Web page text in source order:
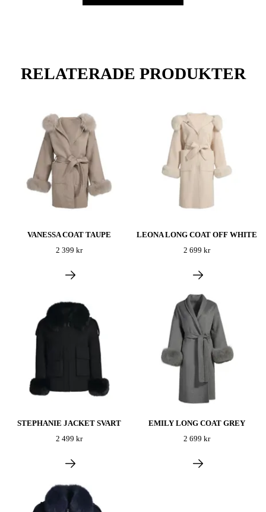
RELATERADE PRODUKTER
VANESSA COAT TAUPE
2 399 kr
LEONA LONG COAT OFF WHITE
2 699 kr
STEPHANIE JACKET SVART
2 499 kr
EMILY LONG COAT GREY
2 699 kr